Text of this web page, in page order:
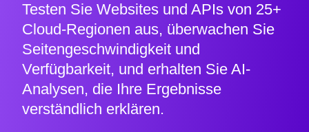
Testen Sie Websites und APIs von 25+
Cloud-Regionen aus, überwachen Sie
Seitengeschwindigkeit und
Verfügbarkeit, und erhalten Sie AI-
Analysen, die Ihre Ergebnisse
verständlich erklären.